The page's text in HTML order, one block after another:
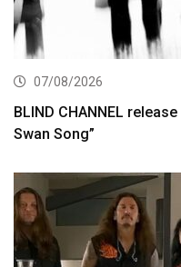
07/08/2026
BLIND CHANNEL
Swan Song”